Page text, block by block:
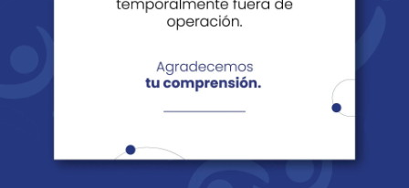
Revista Fácil Vivir
Sedes Directorio Servicios En Línea